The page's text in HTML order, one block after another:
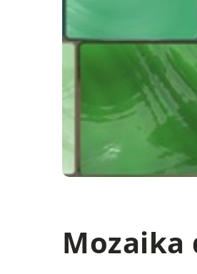
Mozaika